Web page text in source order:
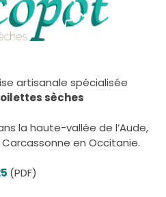
artisanale spécialisée
sèches
la haute-vallée de l’Aude,
en Occitanie.
(PDF)